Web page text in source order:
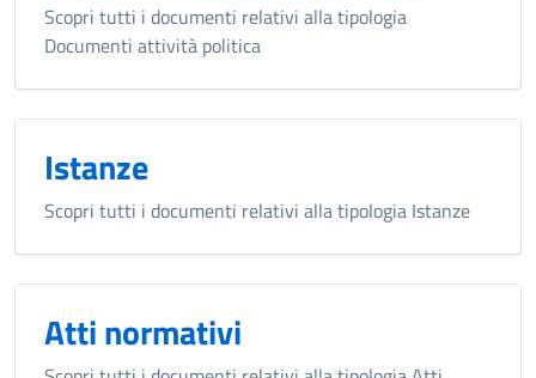
Scopri tutti i documenti relativi alla tipologia
Documenti attività politica
Istanze
Scopri tutti i documenti relativi alla tipologia Istanze
Atti normativi